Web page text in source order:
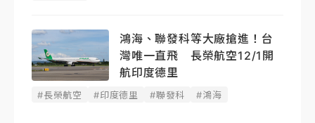
鴻海、聯發科等大廠搶進！台
灣唯一直飛 長榮航空12/1開
航印度德里
#長榮航空 #印度德里 #聯發科 #鴻海